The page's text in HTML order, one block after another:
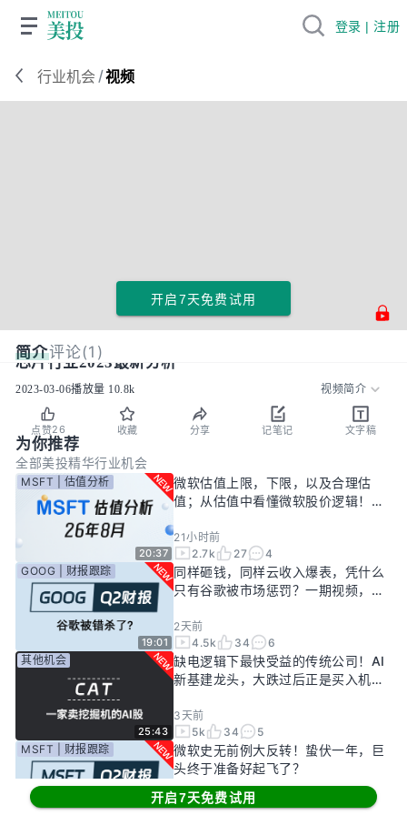
行业机会 /视频
开启7天免费试用
简介评论(1)
芯片行业2023最新分析
2023-03-06播放量 10.8k 视频简介
点赞26 收藏 分享 记笔记 文字稿
为你推荐
全部美投精华行业机会
20:37
MSFT | 估值分析
微软估值上限，下限，以及合理估
值；从估值中看懂微软股价逻辑！
21小时前
2.7k
27 4
19:01
GOOG | 财报跟踪
同样砸钱，同样云收入爆表，凭什么
只有谷歌被市场惩罚？一期视频，告
2天前
4.5k
34 6
25:43
其他机会
缺电逻辑下最快受益的传统公司！AI
新基建龙头，大跌过后正是买入机
3天前
5k
34 5
MSFT | 财报跟踪
微软史无前例大反转！蛰伏一年，巨
头终于准备好起飞了？
5天前
开启7天免费试用
登录 | 注册